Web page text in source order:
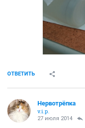
ОТВЕТИТЬ
Нервотрёпка
v.i.p.
27 июля 2014